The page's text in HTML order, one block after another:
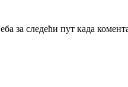
за следећи пут када